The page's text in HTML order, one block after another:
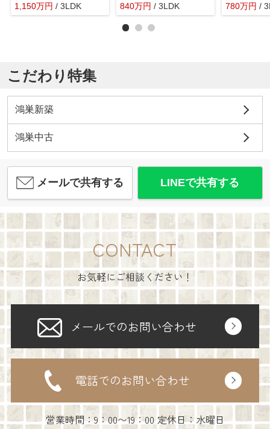
1,150万円 / 3LDK
840万円 / 3LDK
780万円 /
こだわり特集
鴻巣新築
鴻巣中古
メールで共有する LINEで共有する
CONTACT
お気軽にご相談ください！
メールでのお問い合わせ
電話でのお問い合わせ
営業時間：9：00〜19：00 定休日：水曜日